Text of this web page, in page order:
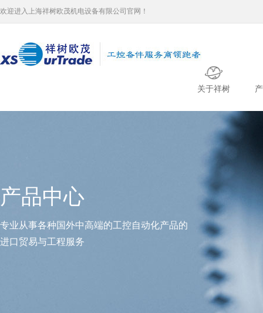
欢迎进入上海祥树欧茂机电设备有限公司官网！
关于祥树
产品中心
专业从事各种国外中高端的工控自动化产品的
进口贸易与工程服务